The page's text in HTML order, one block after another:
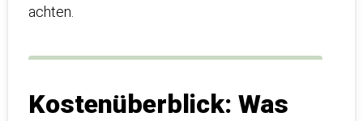
achten.
Kostenüberblick: Was